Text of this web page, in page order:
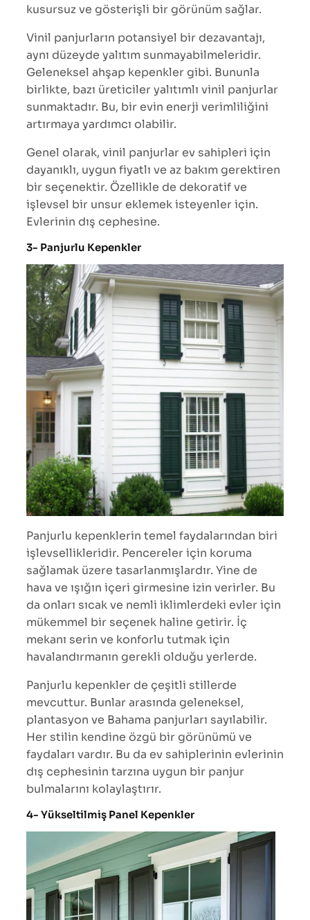
kusursuz ve gösterişli bir görünüm sağlar.
Vinil panjurların potansiyel bir dezavantajı,
aynı düzeyde yalıtım sunmayabilmeleridir.
Geleneksel ahşap kepenkler gibi. Bununla
birlikte, bazı üreticiler yalıtımlı vinil panjurlar
sunmaktadır. Bu, bir evin enerji verimliliğini
artırmaya yardımcı olabilir.
Genel olarak, vinil panjurlar ev sahipleri için
dayanıklı, uygun fiyatlı ve az bakım gerektiren
bir seçenektir. Özellikle de dekoratif ve
işlevsel bir unsur eklemek isteyenler için.
Evlerinin dış cephesine.
3- Panjurlu Kepenkler
Panjurlu kepenklerin temel faydalarından biri
işlevsellikleridir. Pencereler için koruma
sağlamak üzere tasarlanmışlardır. Yine de
hava ve ışığın içeri girmesine izin verirler. Bu
da onları sıcak ve nemli iklimlerdeki evler için
mükemmel bir seçenek haline getirir. İç
mekanı serin ve konforlu tutmak için
havalandırmanın gerekli olduğu yerlerde.
Panjurlu kepenkler de çeşitli stillerde
mevcuttur. Bunlar arasında geleneksel,
plantasyon ve Bahama panjurları sayılabilir.
Her stilin kendine özgü bir görünümü ve
faydaları vardır. Bu da ev sahiplerinin evlerinin
dış cephesinin tarzına uygun bir panjur
bulmalarını kolaylaştırır.
4- Yükseltilmiş Panel Kepenkler